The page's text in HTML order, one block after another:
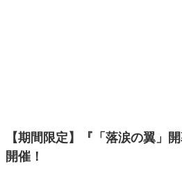
【期間限定】『「落涙の翼」
開催！